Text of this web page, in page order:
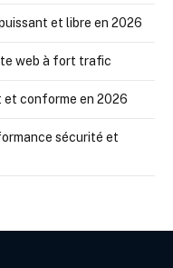
et libre en 2026
web à fort trafic
et conforme en 2026
sécurité et